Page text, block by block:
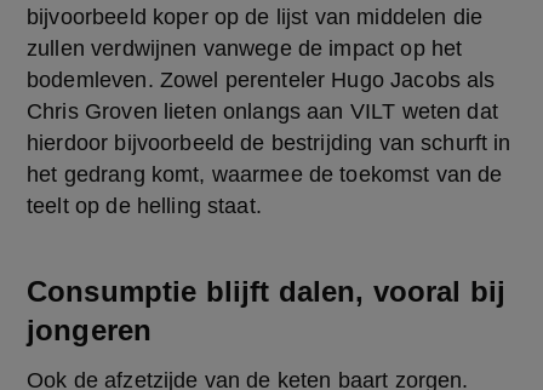
bijvoorbeeld koper op de lijst van middelen die
zullen verdwijnen vanwege de impact op het
bodemleven. Zowel perenteler Hugo Jacobs als
Chris Groven lieten onlangs aan VILT weten dat
hierdoor bijvoorbeeld de bestrijding van schurft in
het gedrang komt, waarmee de toekomst van de
teelt op de helling staat.
Consumptie blijft dalen, vooral bij
jongeren
Ook de afzetzijde van de keten baart zorgen.